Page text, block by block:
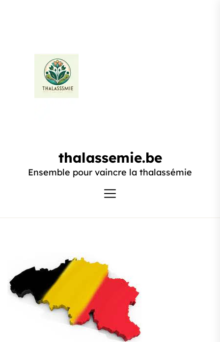
thalassemie.be
thalassemie.be
Ensemble pour vaincre la thalassémie